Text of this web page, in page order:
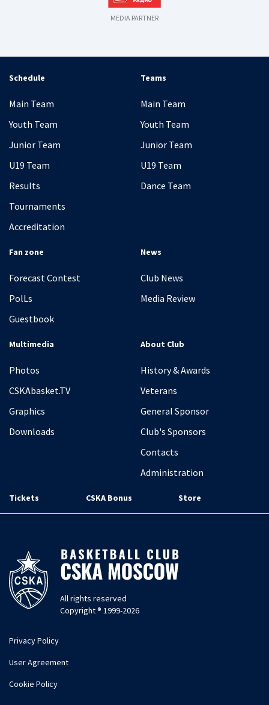
MEDIA PARTNER
Schedule
Main Team
Youth Team
Junior Team
U19 Team
Results
Tournaments
Accreditation
Teams
Main Team
Youth Team
Junior Team
U19 Team
Dance Team
Fan zone
Forecast Contest
PolLs
Guestbook
News
Club News
Media Review
Multimedia
Photos
CSKAbasket.TV
Graphics
Downloads
About Club
History & Awards
Veterans
General Sponsor
Club's Sponsors
Contacts
Administration
Tickets CSKA Bonus Store
All rights reserved
Copyright ® 1999-2026
Privacy Policy
User Agreement
Cookie Policy